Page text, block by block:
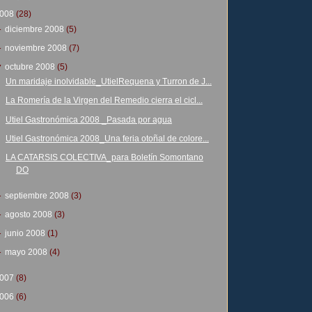
(28)
diciembre 2008 (5)
noviembre 2008 (7)
octubre 2008 (5)
Un maridaje inolvidable_UtielRequena y Turron de J...
La Romería de la Virgen del Remedio cierra el cicl...
Utiel Gastronómica 2008 _Pasada por agua
Utiel Gastronómica 2008_Una feria otoñal de colore...
LA CATARSIS COLECTIVA_para Boletín Somontano
DO
septiembre 2008 (3)
agosto 2008 (3)
junio 2008 (1)
mayo 2008 (4)
(8)
(6)